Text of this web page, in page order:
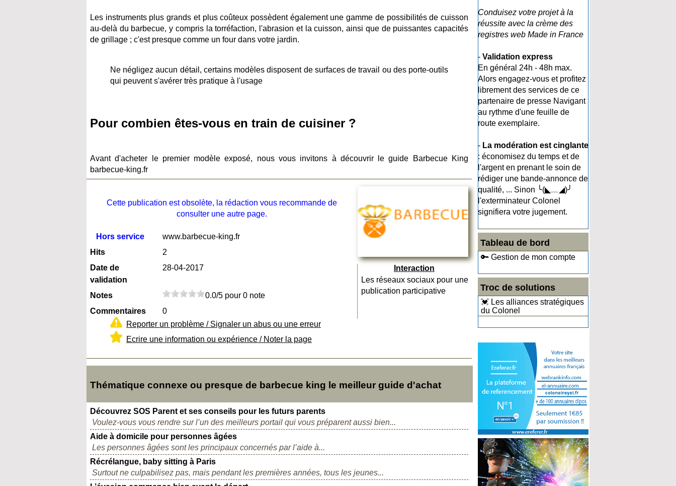
Conduisez votre projet à la
réussite avec la crème des
registres web Made in France
- Validation express
En général 24h - 48h max.
Alors engagez-vous et profitez
librement des services de ce
partenaire de presse Navigant
au rythme d'une feuille de
route exemplaire.
- La modération est cinglante
: économisez du temps et de
l'argent en prenant le soin de
rédiger une bande-annonce de
qualité, ... Sinon ╰(◣﹏◢)╯
l'exterminateur Colonel
signifiera votre jugement.
Tableau de bord
🔑 Gestion de mon compte
Troc de solutions
💓 Les alliances stratégiques
du Colonel
Les instruments plus grands et plus coûteux possèdent également une gamme de possibilités de cuisson
au-delà du barbecue, y compris la torréfaction, l'abrasion et la cuisson, ainsi que de puissantes capacités
de grillage ; c'est presque comme un four dans votre jardin.
Ne négligez aucun détail, certains modèles disposent de surfaces de travail ou des porte-outils
qui peuvent s'avérer très pratique à l'usage
Pour combien êtes-vous en train de cuisiner ?
Avant d'acheter le premier modèle exposé, nous vous invitons à découvrir le guide Barbecue King
barbecue-king.fr
Cette publication est obsolète, la rédaction vous recommande de
consulter une autre page.
Hors service
www.barbecue-king.fr
Hits
2
Date de
validation
28-04-2017
Notes
0.0/5 pour 0 note
Commentaires
0
Reporter un problème / Signaler un abus ou une erreur
Ecrire une information ou expérience / Noter la page
Interaction
Les réseaux sociaux pour une
publication participative
Thématique connexe ou presque de barbecue king le meilleur guide d'achat
Découvrez SOS Parent et ses conseils pour les futurs parents
Voulez-vous vous rendre sur l’un des meilleurs portail qui vous préparent aussi bien...
Aide à domicile pour personnes âgées
Les personnes âgées sont les principaux concernés par l’aide à...
Récrélangue, baby sitting à Paris
Surtout ne culpabilisez pas, mais pendant les premières années, tous les jeunes...